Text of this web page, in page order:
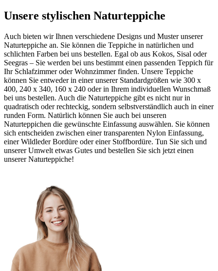
Unsere stylischen Naturteppiche
Auch bieten wir Ihnen verschiedene Designs und Muster unserer
Naturteppiche an. Sie können die Teppiche in natürlichen und
schlichten Farben bei uns bestellen. Egal ob aus Kokos, Sisal oder
Seegras – Sie werden bei uns bestimmt einen passenden Teppich für
Ihr Schlafzimmer oder Wohnzimmer finden. Unsere Teppiche
können Sie entweder in einer unserer Standardgrößen wie 300 x
400, 240 x 340, 160 x 240 oder in Ihrem individuellen Wunschmaß
bei uns bestellen. Auch die Naturteppiche gibt es nicht nur in
quadratisch oder rechteckig, sondern selbstverständlich auch in einer
runden Form. Natürlich können Sie auch bei unseren
Naturteppichen die gewünschte Einfassung auswählen. Sie können
sich entscheiden zwischen einer transparenten Nylon Einfassung,
einer Wildleder Bordüre oder einer Stoffbordüre. Tun Sie sich und
unserer Umwelt etwas Gutes und bestellen Sie sich jetzt einen
unserer Naturteppiche!